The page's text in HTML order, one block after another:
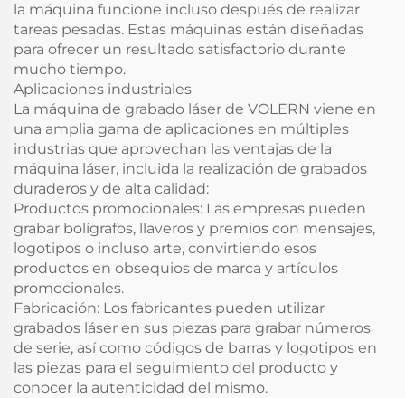
la máquina funcione incluso después de realizar
tareas pesadas. Estas máquinas están diseñadas
para ofrecer un resultado satisfactorio durante
mucho tiempo.
Aplicaciones industriales
La máquina de grabado láser de VOLERN viene en
una amplia gama de aplicaciones en múltiples
industrias que aprovechan las ventajas de la
máquina láser, incluida la realización de grabados
duraderos y de alta calidad:
Productos promocionales: Las empresas pueden
grabar bolígrafos, llaveros y premios con mensajes,
logotipos o incluso arte, convirtiendo esos
productos en obsequios de marca y artículos
promocionales.
Fabricación: Los fabricantes pueden utilizar
grabados láser en sus piezas para grabar números
de serie, así como códigos de barras y logotipos en
las piezas para el seguimiento del producto y
conocer la autenticidad del mismo.